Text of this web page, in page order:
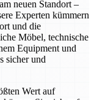
neuen Standort –
Experten kümmern
und die
Möbel, technische
Equipment und
sicher und
Wert auf